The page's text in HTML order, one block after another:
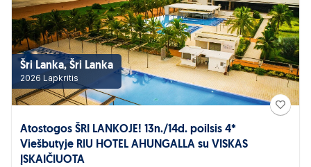
Šri Lanka, Šri Lanka
2026 Lapkritis
Atostogos ŠRI LANKOJE! 13n./14d. poilsis 4*
Viešbutyje RIU HOTEL AHUNGALLA su VISKAS
ĮSKAIČIUOTA